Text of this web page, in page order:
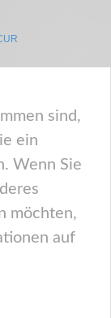
sind,
ein
Wenn Sie
möchten,
auf